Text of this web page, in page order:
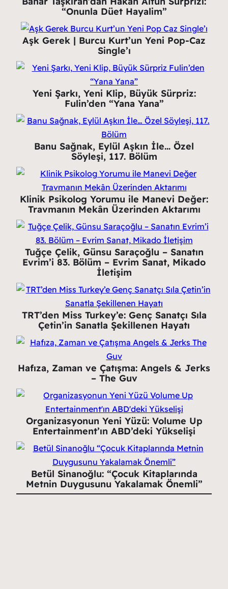
“Onunla Düet Hayalim”
Aşk Gerek | Burcu Kurt’un Yeni Pop-Caz
Single’ı
Yeni Şarkı, Yeni Klip, Büyük Sürpriz:
Fulin’den “Yana Yana”
Banu Sağnak, Eylül Aşkın İle… Özel
Söyleşi, 117. Bölüm
Klinik Psikolog Yorumu ile Manevi Değer:
Travmanın Mekân Üzerinden Aktarımı
Tuğçe Çelik, Günsu Saraçoğlu – Sanatın
Evrim’i 83. Bölüm – Evrim Sanat, Mikado
İletişim
TRT’den Miss Turkey’e: Genç Sanatçı Sıla
Çetin’in Sanatla Şekillenen Hayatı
Hafıza, Zaman ve Çatışma: Angels & Jerks
– The Guv
Organizasyonun Yeni Yüzü: Volume Up
Entertainment’ın ABD’deki Yükselişi
Betül Sinanoğlu: “Çocuk Kitaplarında
Metnin Duygusunu Yakalamak Önemli”